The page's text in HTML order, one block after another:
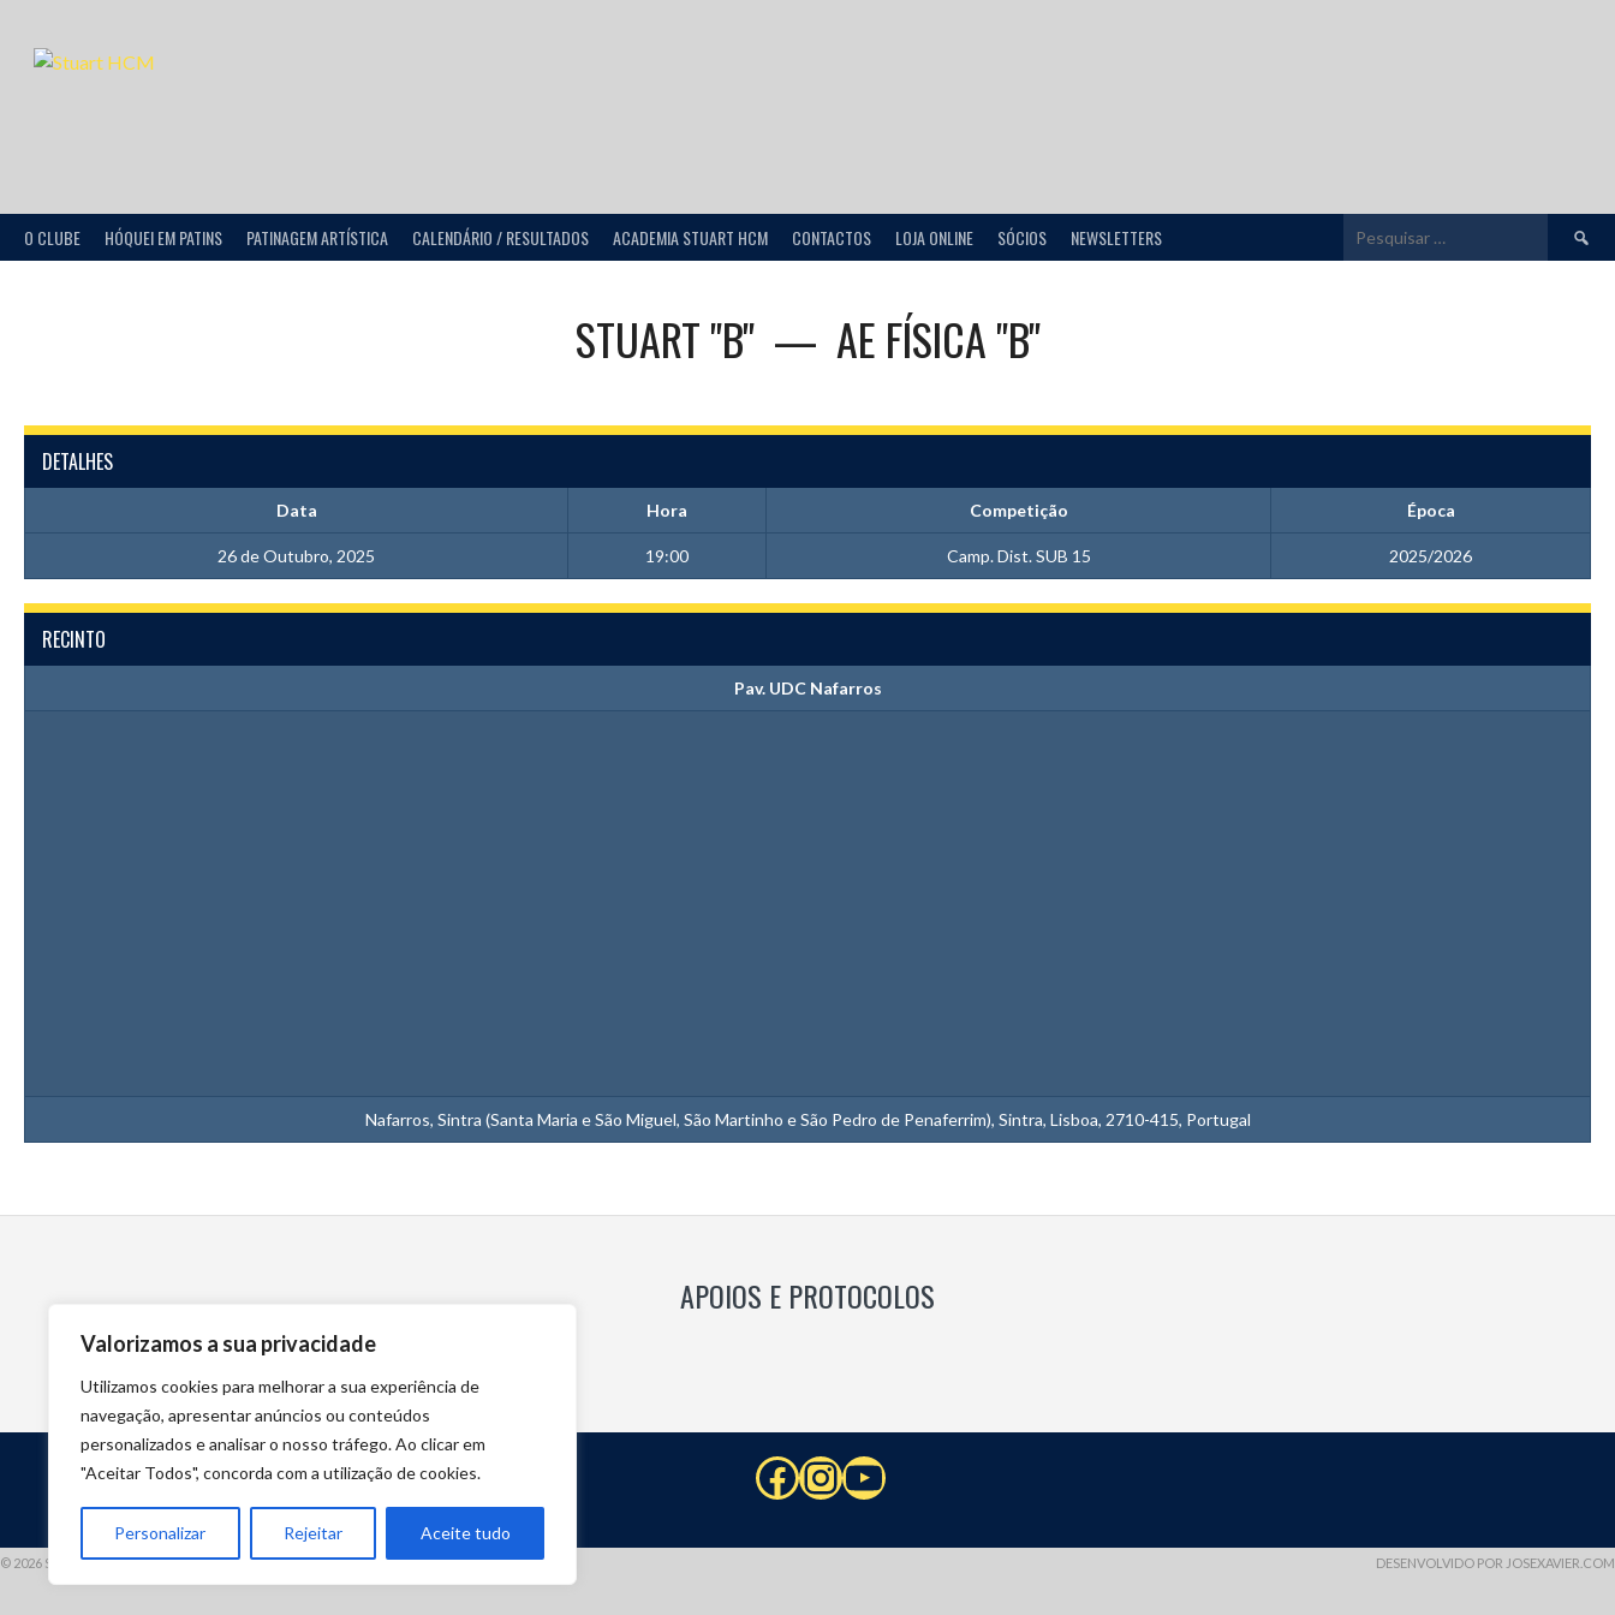
Valorizamos a sua privacidade
Utilizamos cookies para melhorar a sua experiência de
navegação, apresentar anúncios ou conteúdos
personalizados e analisar o nosso tráfego. Ao clicar em
"Aceitar Todos", concorda com a utilização de cookies.
Personalizar Rejeitar Aceite tudo
O CLUBE HÓQUEI EM PATINS PATINAGEM ARTÍSTICA CALENDÁRIO / RESULTADOS ACADEMIA STUART HCM CONTACTOS LOJA ONLINE SÓCIOS NEWSLETTERS
por:
STUART "B" — AE FÍSICA "B"
DETALHES
Data Hora Competição Época
26 de Outubro, 2025 19:00 Camp. Dist. SUB 15 2025/2026
RECINTO
Pav. UDC Nafarros
Nafarros, Sintra (Santa Maria e São Miguel, São Martinho e São Pedro de Penaferrim), Sintra, Lisboa, 2710-415, Portugal
APOIOS E PROTOCOLOS
Facebook
Instagram
YouTube
© 2026 STUART HCM | TODOS OS DIREITOS RESERVADOS DESENVOLVIDO POR JOSEXAVIER.COM